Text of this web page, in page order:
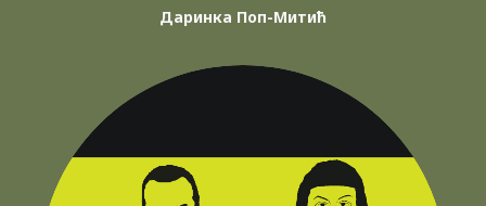
Даринка Поп-Митић